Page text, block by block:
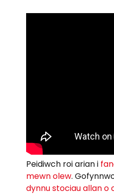
Peidiwch roi arian i
mewn olew.
dynnu stociau allan o